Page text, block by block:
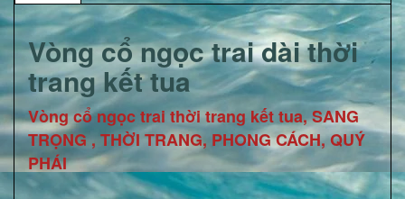
Vòng cổ ngọc trai dài thời
trang kết tua
Vòng cổ ngọc trai thời trang kết tua, SANG
TRỌNG , THỜI TRANG, PHONG CÁCH, QUÝ
PHÁI